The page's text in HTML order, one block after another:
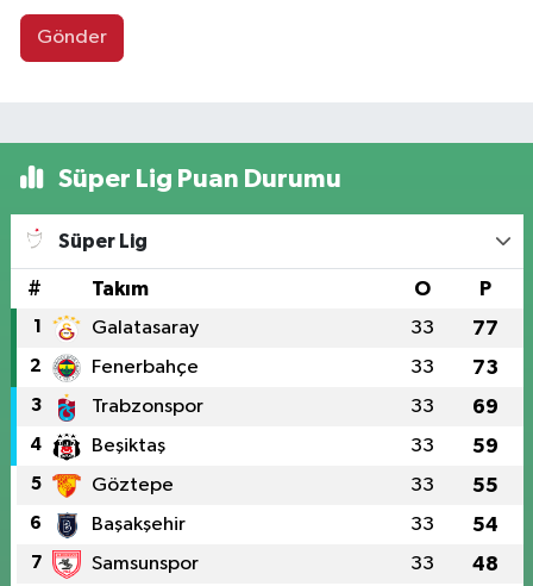
Gönder
Süper Lig Puan Durumu
Süper Lig
# Takım O P
1 Galatasaray 33 77
2 Fenerbahçe 33 73
3 Trabzonspor 33 69
4 Beşiktaş 33 59
5 Göztepe 33 55
6 Başakşehir 33 54
7 Samsunspor 33 48